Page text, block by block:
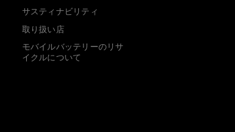
サスティナビリティ
取り扱い店
モバイルバッテリーのリサ
イクルについて